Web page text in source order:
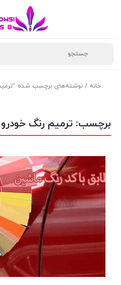
خانه / نوشته‌های برچسب شده
برچسب: ترمیم رنگ